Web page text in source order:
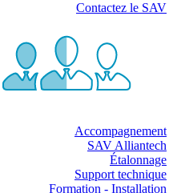
Contactez le SAV
Accompagnement
SAV Alliantech
Étalonnage
Support technique
Formation - Installation